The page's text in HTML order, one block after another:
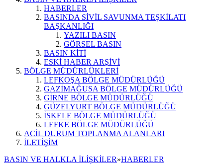
HABERLER
BASINDA SİVİL SAVUNMA TEŞKİLATI
BAŞKANLIĞI
YAZILI BASIN
GÖRSEL BASIN
BASIN KİTİ
ESKİ HABER ARŞİVİ
BÖLGE MÜDÜRLÜKLERİ
LEFKOŞA BÖLGE MÜDÜRLÜĞÜ
GAZİMAĞUSA BÖLGE MÜDÜRLÜĞÜ
GİRNE BÖLGE MÜDÜRLÜĞÜ
GÜZELYURT BÖLGE MÜDÜRLÜĞÜ
İSKELE BÖLGE MÜDÜRLÜĞÜ
LEFKE BÖLGE MÜDÜRLÜĞÜ
ACİL DURUM TOPLANMA ALANLARI
İLETİŞİM
BASIN VE HALKLA İLİŞKİLER»HABERLER